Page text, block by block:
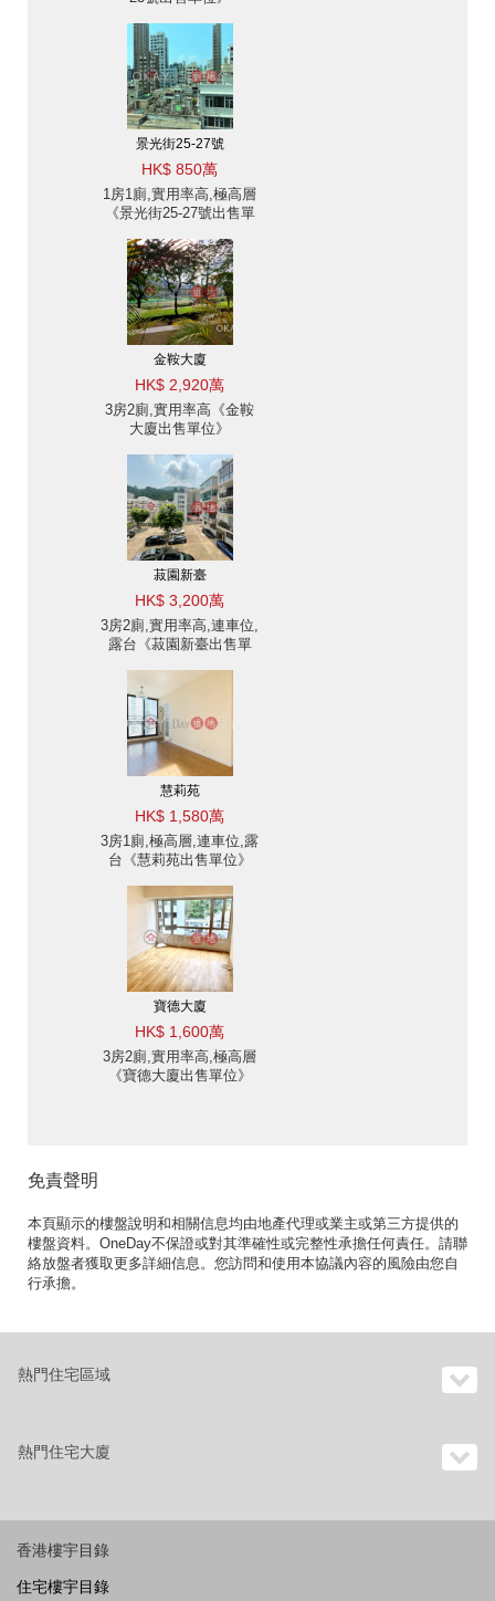
景光街25-27號
HK$ 850萬
1房1廁,實用率高,極高層
《景光街25-27號出售單
金鞍大廈
HK$ 2,920萬
3房2廁,實用率高《金鞍
大廈出售單位》
菽園新臺
HK$ 3,200萬
3房2廁,實用率高,連車位,
露台《菽園新臺出售單
慧莉苑
HK$ 1,580萬
3房1廁,極高層,連車位,露
台《慧莉苑出售單位》
寶德大廈
HK$ 1,600萬
3房2廁,實用率高,極高層
《寶德大廈出售單位》
免責聲明
本頁顯示的樓盤說明和相關信息均由地產代理或業主或第三方提供的
樓盤資料。OneDay不保證或對其準確性或完整性承擔任何責任。請聯
絡放盤者獲取更多詳細信息。您訪問和使用本協議內容的風險由您自
行承擔。
熱門住宅區域
熱門住宅大廈
香港樓宇目錄
住宅樓宇目錄